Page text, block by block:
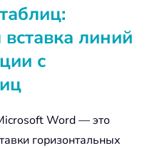
линий
с
Word — это
горизонтальных